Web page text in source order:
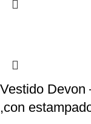
Vestido Devon
,con